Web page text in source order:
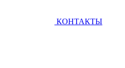
КОНТАКТЫ